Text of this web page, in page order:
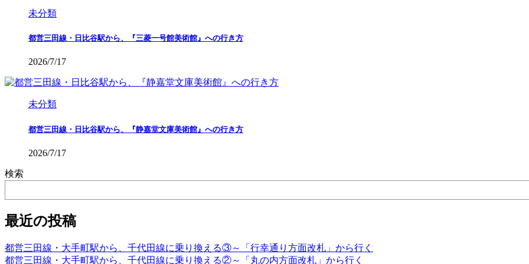
未分類
都営三田線・日比谷駅から、『三菱一号館美術館』への行き方
2026/7/17
未分類
都営三田線・日比谷駅から、『静嘉堂文庫美術館』への行き方
2026/7/17
検索
最近の投稿
都営三田線・大手町駅から、千代田線に乗り換える③～「行幸通り方面改札」から行く
都営三田線・大手町駅から、千代田線に乗り換える②～「丸の内方面改札」から行く